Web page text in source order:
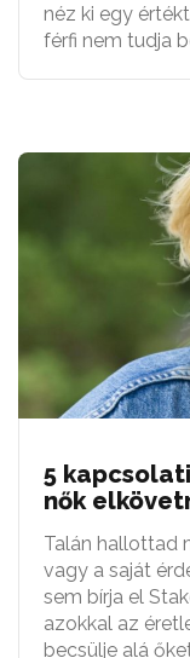
néz ki egy
férfi nem tudja
5
nők
Talán hallottad
vagy a saját
sem bírja el
azokkal az
becsülje alá